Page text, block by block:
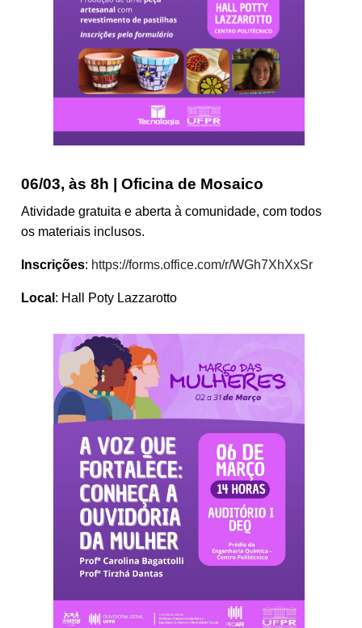
06/03, às 8h | Oficina de Mosaico
Atividade gratuita e aberta à comunidade, com todos
os materiais inclusos.
Inscrições: https://forms.office.com/r/WGh7XhXxSr
Local : Hall Poty Lazzarotto